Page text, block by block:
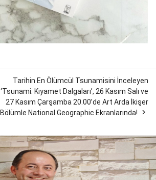
Tarihin En Ölümcül Tsunamisini İnceleyen
‘Tsunami: Kıyamet Dalgaları’, 26 Kasım Salı ve
27 Kasım Çarşamba 20.00’de Art Arda İkişer
Bölümle National Geographic Ekranlarında!
